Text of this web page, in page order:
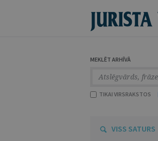
MEKLĒT ARHĪVĀ
TIKAI VIRSRAKSTOS
VISS SATURS